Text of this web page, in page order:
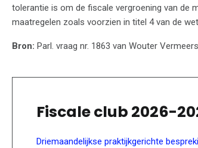
tolerantie is om de fiscale vergroening van de
maatregelen zoals voorzien in titel 4 van de
Bron: Parl. vraag nr. 1863 van Wouter
Fiscale club 2026-
Driemaandelijkse praktijkgerichte